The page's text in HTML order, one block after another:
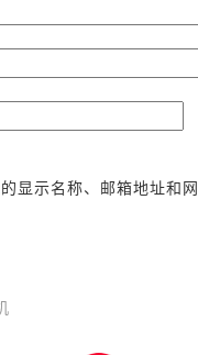
显示名称、邮箱地址和